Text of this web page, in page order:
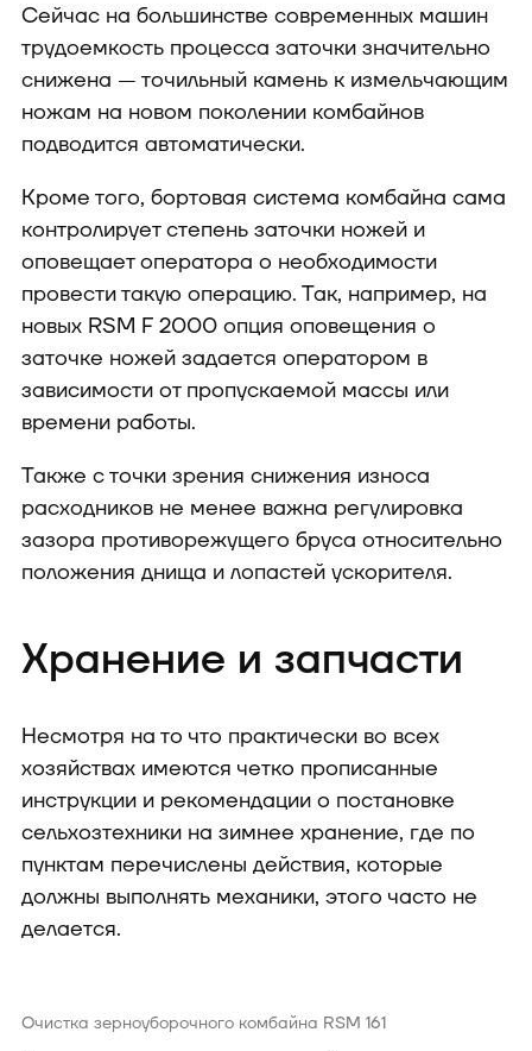
Сейчас на большинстве современных машин
трудоемкость процесса заточки значительно
снижена — точильный камень к измельчающим
ножам на новом поколении комбайнов
подводится автоматически.
Кроме того, бортовая система комбайна сама
контролирует степень заточки ножей и
оповещает оператора о необходимости
провести такую операцию. Так, например, на
новых RSM F 2000 опция оповещения о
заточке ножей задается оператором в
зависимости от пропускаемой массы или
времени работы.
Также с точки зрения снижения износа
расходников не менее важна регулировка
зазора противорежущего бруса относительно
положения днища и лопастей ускорителя.
Хранение и запчасти
Несмотря на то что практически во всех
хозяйствах имеются четко прописанные
инструкции и рекомендации о постановке
сельхозтехники на зимнее хранение, где по
пунктам перечислены действия, которые
должны выполнять механики, этого часто не
делается.
Очистка зерноуборочного комбайна RSM 161